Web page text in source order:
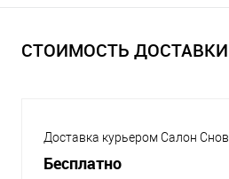
СТОИМОСТЬ ДОСТАВКИ
Доставка курьером Салон Снов
Бесплатно